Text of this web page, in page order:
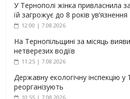
У Тернополі жінка привласнила
їй загрожує до 8 років ув’язнення
12:00 | 7.08.2026
На Тернопільщині за місяць
нетверезих водіїв
11:25 | 7.08.2026
Державну екологічну інспекцію у
реорганізують
10:55 | 7.08.2026